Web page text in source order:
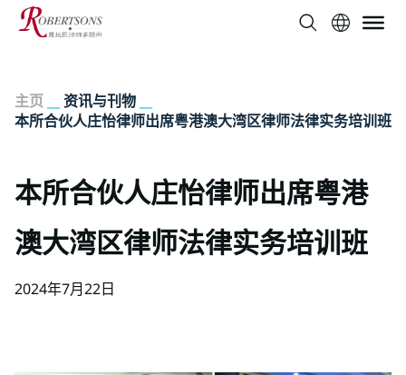
主页 资讯与刊物
本所合伙人庄怡律师出席粤港澳大湾区律师法律实务培训班
本所合伙人庄怡律师出席粤港
澳大湾区律师法律实务培训班
2024年7月22日